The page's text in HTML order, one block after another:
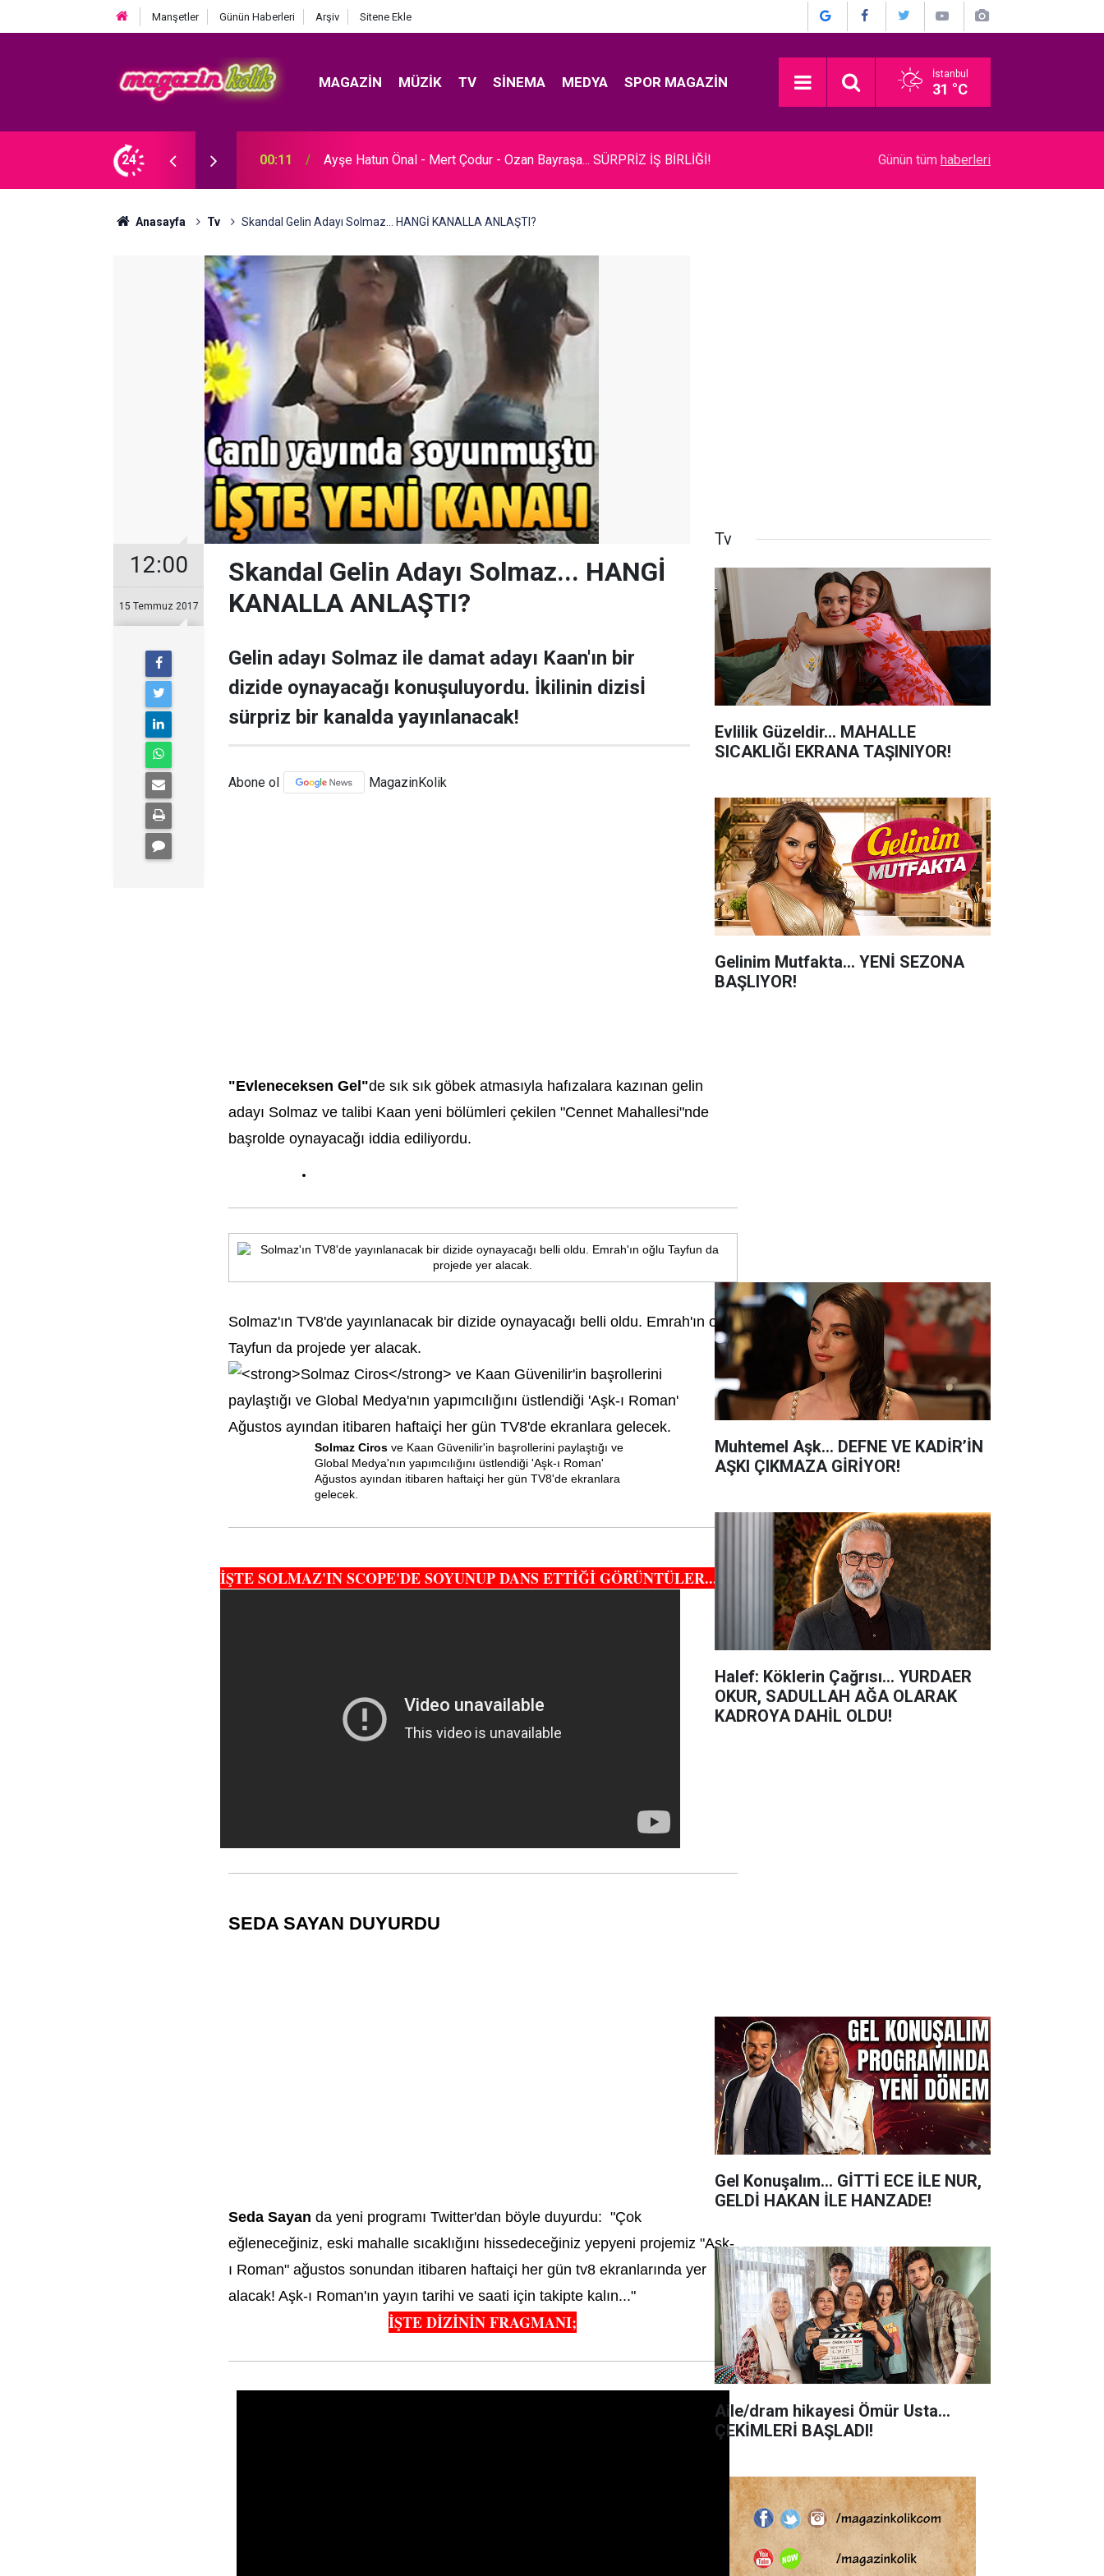
Manşetler Günün Haberleri Arşiv Sitene Ekle
MAGAZIN MÜZIK TV SINEMA MEDYA SPOR MAGAZIN İstanbul
31 °C
24
Bayraşa... SÜRPRİZ İŞ BİRLİĞİ! 23:30 Hare Sürel... SADE BİR TÖRENLE EVLENDİ! Münir Özkul... İŞTE HİÇ KİMSENİN BİLMEDİĞİ
Günün tüm haberleri
Anasayfa Tv Skandal Gelin Adayı Solmaz... HANGİ KANALLA ANLAŞTI?
12:00
15 Temmuz 2017
Skandal Gelin Adayı Solmaz... HANGİ
KANALLA ANLAŞTI?
Gelin adayı Solmaz ile damat adayı Kaan'ın bir
dizide oynayacağı konuşuluyordu. İkilinin dizisİ
sürpriz bir kanalda yayınlanacak!
Abone ol MagazinKolik
"Evleneceksen Gel"de sık sık göbek atmasıyla hafızalara kazınan gelin
adayı Solmaz ve talibi Kaan yeni bölümleri çekilen "Cennet Mahallesi"nde
başrolde oynayacağı iddia ediliyordu.
Solmaz'ın TV8'de yayınlanacak bir dizide oynayacağı belli oldu. Emrah'ın oğlu
Tayfun da projede yer alacak.
Solmaz Cirosve Kaan Güvenilir'in başrollerini paylaştığı ve
Global Medya'nın yapımcılığını üstlendiği 'Aşk-ı Roman'
Ağustos ayından itibaren haftaiçi her gün TV8'de ekranlara
gelecek.
İŞTE SOLMAZ'IN SCOPE'DE SOYUNUP DANS ETTİĞİ GÖRÜNTÜLER...
SEDA SAYAN DUYURDU
Seda Sayan da yeni programı Twitter'dan böyle duyurdu: "Çok
eğleneceğiniz, eski mahalle sıcaklığını hissedeceğiniz yepyeni projemiz "Aşk-
ı Roman" ağustos sonundan itibaren haftaiçi her gün tv8 ekranlarında yer
alacak! Aşk-ı Roman'ın yayın tarihi ve saati için takipte kalın..."
İŞTE DİZİNİN FRAGMANI;
Tv
Evlilik Güzeldir... MAHALLE
SICAKLIĞI EKRANA TAŞINIYOR!
Gelinim Mutfakta... YENİ SEZONA
BAŞLIYOR!
Muhtemel Aşk... DEFNE VE KADİR’İN
AŞKI ÇIKMAZA GİRİYOR!
Halef: Köklerin Çağrısı... YURDAER
OKUR, SADULLAH AĞA OLARAK
KADROYA DAHİL OLDU!
Gel Konuşalım... GİTTİ ECE İLE NUR,
GELDİ HAKAN İLE HANZADE!
Aile/dram hikayesi Ömür Usta...
ÇEKİMLERİ BAŞLADI!